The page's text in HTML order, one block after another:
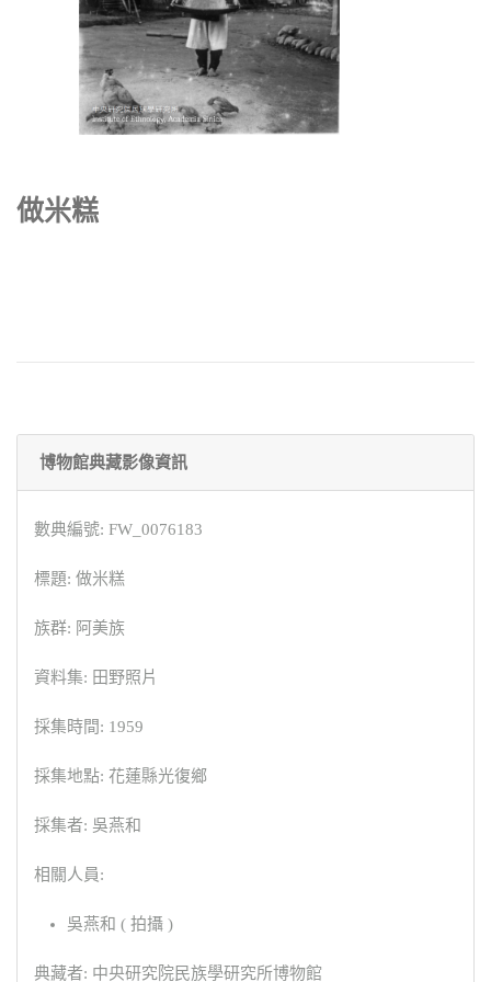
做米糕
博物館典藏影像資訊
數典編號: FW_0076183
標題: 做米糕
族群: 阿美族
資料集: 田野照片
採集時間: 1959
採集地點: 花蓮縣光復鄉
採集者: 吳燕和
相關人員:
吳燕和 ( 拍攝 )
典藏者: 中央研究院民族學研究所博物館